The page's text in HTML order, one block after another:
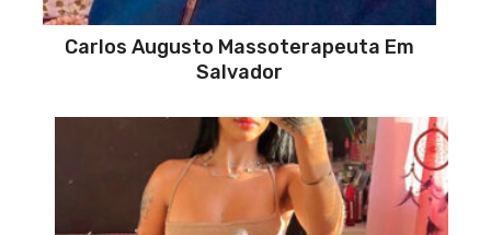
Carlos Augusto Massoterapeuta Em
Salvador